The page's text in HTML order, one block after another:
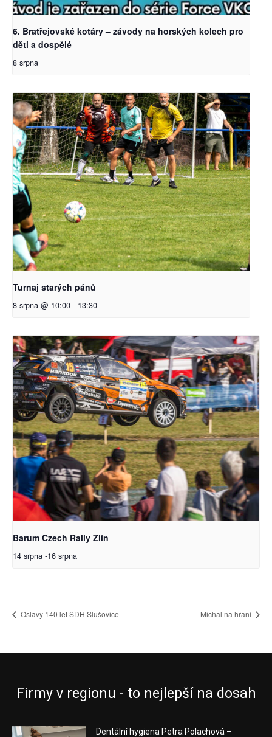
6. Bratřejovské kotáry – závody na horských kolech pro
děti a dospělé
8 srpna
Turnaj starých pánů
8 srpna @ 10:00 - 13:30
Barum Czech Rally Zlín
14 srpna -16 srpna
Oslavy 140 let SDH Slušovice Michal na hraní
Firmy v regionu - to nejlepší na dosah
Dentální hygiena Petra Polachová –